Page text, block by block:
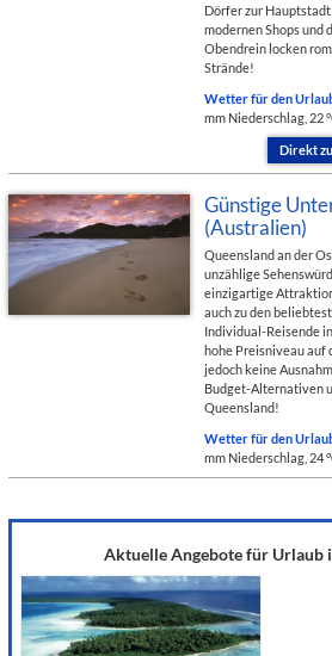
Dörfer zur
modernen Shops und
Obendrein locken
Strände!
Wetter für den
mm Niederschlag, 22
Direkt
Günstige
(Australien)
Queensland an der
unzählige
einzigartige
auch zu den
Individual-Reisende
hohe Preisniveau auf
jedoch keine
Budget-Alternativen
Queensland!
Wetter für den
mm Niederschlag, 24
Aktuelle Angebote für Urlaub